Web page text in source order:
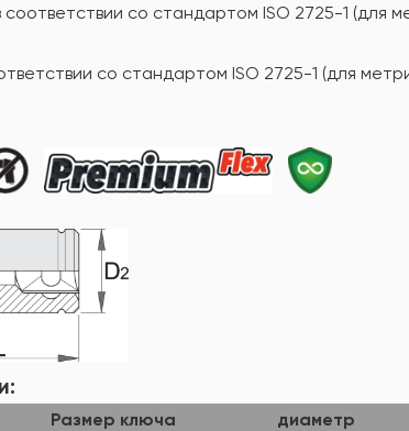
соответствии со стандартом ISO 2725-1 (для
со стандартом ISO 2725-1 (для
Размер ключа диаметр